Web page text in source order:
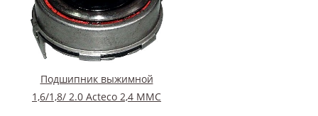
Подшипник выжимной
1,6/1,8/ 2.0 Acteco 2,4 MMC